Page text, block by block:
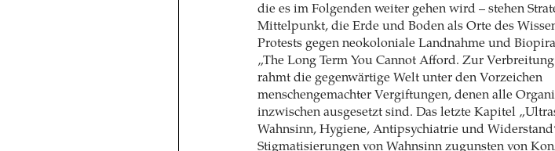
die es im Folgenden weiter gehen wird – stehen
Mittelpunkt, die Erde und Boden als Orte des
Protests gegen neokoloniale Landnahme und
„The Long Term You Cannot Afford. Zur Verbreitung
rahmt die gegenwärtige Welt unter den Vorzeichen
menschengemachter Vergiftungen, denen alle
inzwischen ausgesetzt sind. Das letzte Kapitel
Wahnsinn, Hygiene, Antipsychiatrie und
Stigmatisierungen von Wahnsinn zugunsten von